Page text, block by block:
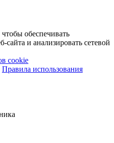
обеспечивать
и анализировать сетевой
cookie
Правила использования